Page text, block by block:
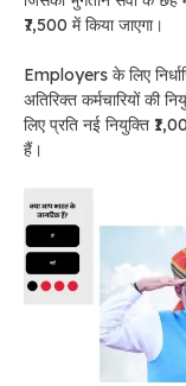
₹7,500 में किया जाएगा।
Employers के लिए
अतिरिक्त कर्मचारियों की
लिए प्रति नई नियुक्ति
हैं।